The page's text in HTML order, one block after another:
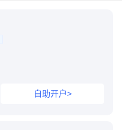
自助开户>